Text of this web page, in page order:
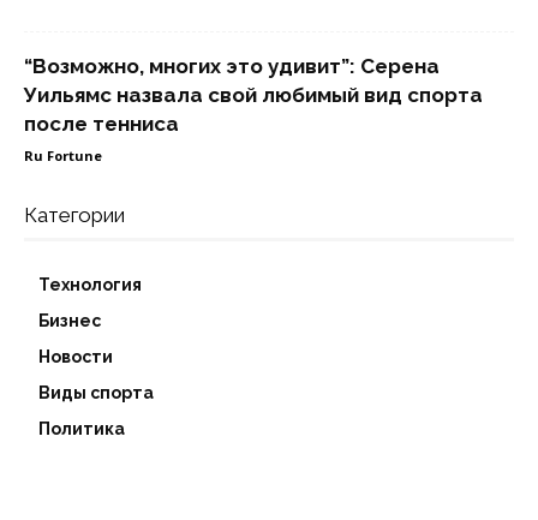
“Возможно, многих это удивит”: Серена
Уильямс назвала свой любимый вид спорта
после тенниса
Ru Fortune
Категории
Технология
Бизнес
Новости
Виды спорта
Политика